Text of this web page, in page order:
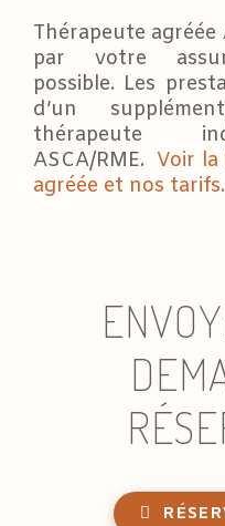
Thérapeute agréée
par votre
possible. Les
d’un
thérapeute
ASCA/RME.Voir
agréée et nos tarifs.